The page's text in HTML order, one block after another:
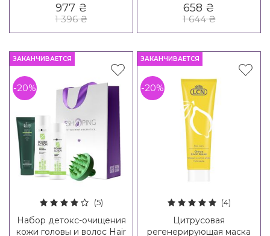
977₴
1 396₴
658 ₴
1 644₴
ЗАКАНЧИВАЕТСЯ
-20%
(5)
Набор детокс-очищения
кожи головы и волос Hair
ЗАКАНЧИВАЕТСЯ
-20%
(4)
Цитрусовая
регенерирующая маска